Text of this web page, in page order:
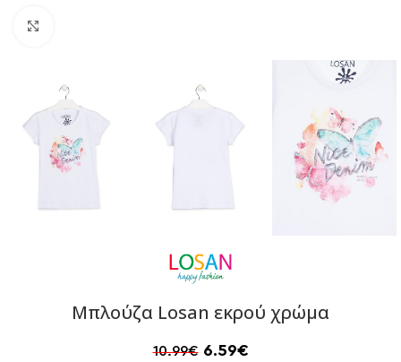
Μπλούζα Losan εκρού χρώμα
10.99€ 6.59€